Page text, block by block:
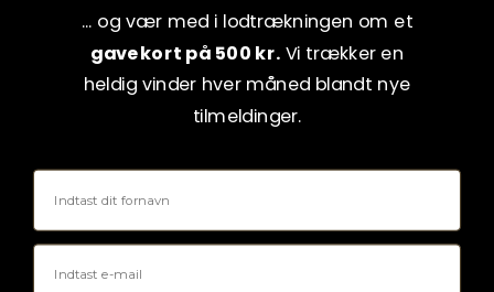
... og vær med i lodtrækningen om et
gavekort på 500 kr. Vi trækker en
heldig vinder hver måned blandt nye
tilmeldinger.
Fornavn
Email